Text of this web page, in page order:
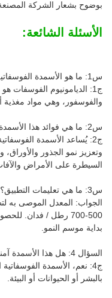
بوضوح بشعار الشركة
الأسئلة الشائعة:
س1: ما هو الأسمدة الفوسفاتية الديامونيومية؟
ج1: الديامونيوم الفوسفات
والفوسفور، وهي مواد مغذية
س2: ما هي فوائد هذا الأسمدة؟
ج2: يُساعد الأسمدة
وتعزيز نمو الجذور والأوراق،
السيطرة على الأمراض
س3: ما هي تعليمات التطبيق؟
الجواب: المعدل الموصى به
500-700 رطل / فدان.
بداية موسم النمو.
السؤال 4: هل هذا الأسمدة آمنة للاستخدام؟
ج4: نعم، الأسمدة الفوسفاتية
بالبشر أو الحيوانات أو البيئة.